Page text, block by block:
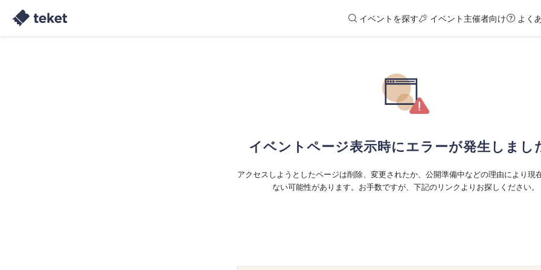
イベントを探す イベント主催者向け よく
イベントページ表示時にエラーが発生しまし
アクセスしようとしたページは削除、変更されたか、公開準備中などの理由により現
ない可能性があります。お手数ですが、下記のリンクよりお探しください。